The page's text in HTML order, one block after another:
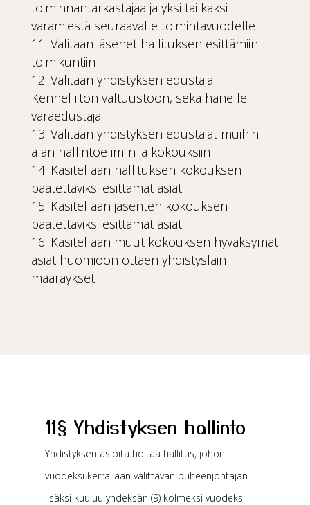
toiminnantarkastajaa ja yksi tai kaksi
varamiestä seuraavalle toimintavuodelle
Valitaan jäsenet hallituksen esittämiin
toimikuntiin
Valitaan yhdistyksen edustaja
Kennelliiton valtuustoon, sekä hänelle
varaedustaja
Valitaan yhdistyksen edustajat muihin
alan hallintoelimiin ja kokouksiin
Käsitellään hallituksen kokouksen
päätettäviksi esittämät asiat
Käsitellään jäsenten kokouksen
päätettäviksi esittämät asiat
Käsitellään muut kokouksen hyväksymät
asiat huomioon ottaen yhdistyslain
määräykset
11§ Yhdistyksen hallinto
Yhdistyksen asioita hoitaa hallitus, johon
vuodeksi kerrallaan valittavan puheenjohtajan
lisäksi kuuluu yhdeksän (9) kolmeksi vuodeksi